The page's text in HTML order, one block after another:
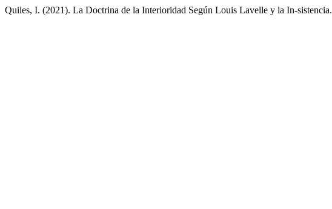
Quiles, I. (2021). La Doctrina de la Interioridad Según Louis Lavelle y la In-sistencia.